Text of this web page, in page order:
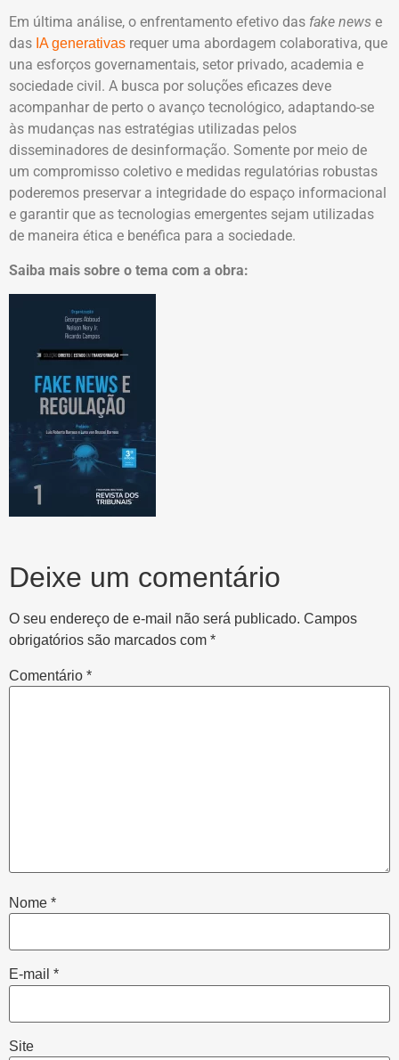
Em última análise, o enfrentamento efetivo das fake news e
das IA generativas requer uma abordagem colaborativa, que
una esforços governamentais, setor privado, academia e
sociedade civil. A busca por soluções eficazes deve
acompanhar de perto o avanço tecnológico, adaptando-se
às mudanças nas estratégias utilizadas pelos
disseminadores de desinformação. Somente por meio de
um compromisso coletivo e medidas regulatórias robustas
poderemos preservar a integridade do espaço informacional
e garantir que as tecnologias emergentes sejam utilizadas
de maneira ética e benéfica para a sociedade.
Saiba mais sobre o tema com a obra:
Deixe um comentário
O seu endereço de e-mail não será publicado. Campos
obrigatórios são marcados com *
Comentário *
Nome *
E-mail *
Site